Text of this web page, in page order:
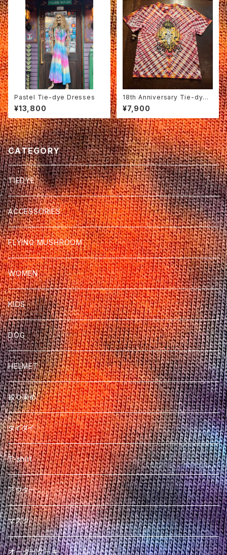
Pastel Tie-dye Dresses
¥13,800
18th Anniversary Tie-dye
¥7,900
CATEGORY
TIEDYE
ACCESSORIES
FLYING MUSHROOM
WOMEN
KIDS
DOG
HELMET
絞り染め
タイダイ
T-shirt
アウター
マスク
オーダーケーキ